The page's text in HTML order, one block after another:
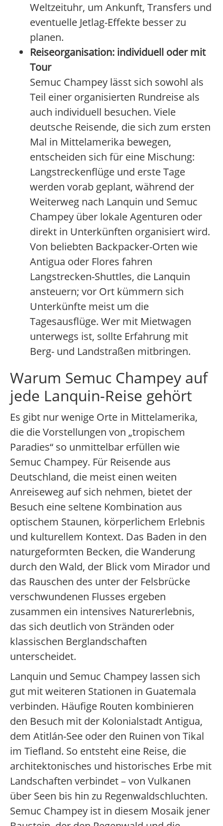
Weltzeituhr, um Ankunft, Transfers und
eventuelle Jetlag-Effekte besser zu
planen.
Reiseorganisation: individuell oder mit
Tour
Semuc Champey lässt sich sowohl als
Teil einer organisierten Rundreise als
auch individuell besuchen. Viele
deutsche Reisende, die sich zum ersten
Mal in Mittelamerika bewegen,
entscheiden sich für eine Mischung:
Langstreckenflüge und erste Tage
werden vorab geplant, während der
Weiterweg nach Lanquin und Semuc
Champey über lokale Agenturen oder
direkt in Unterkünften organisiert wird.
Von beliebten Backpacker-Orten wie
Antigua oder Flores fahren
Langstrecken-Shuttles, die Lanquin
ansteuern; vor Ort kümmern sich
Unterkünfte meist um die
Tagesausflüge. Wer mit Mietwagen
unterwegs ist, sollte Erfahrung mit
Berg- und Landstraßen mitbringen.
Warum Semuc Champey auf
jede Lanquin-Reise gehört
Es gibt nur wenige Orte in Mittelamerika,
die die Vorstellungen von „tropischem
Paradies“ so unmittelbar erfüllen wie
Semuc Champey. Für Reisende aus
Deutschland, die meist einen weiten
Anreiseweg auf sich nehmen, bietet der
Besuch eine seltene Kombination aus
optischem Staunen, körperlichem Erlebnis
und kulturellem Kontext. Das Baden in den
naturgeformten Becken, die Wanderung
durch den Wald, der Blick vom Mirador und
das Rauschen des unter der Felsbrücke
verschwundenen Flusses ergeben
zusammen ein intensives Naturerlebnis,
das sich deutlich von Stränden oder
klassischen Berglandschaften
unterscheidet.
Lanquin und Semuc Champey lassen sich
gut mit weiteren Stationen in Guatemala
verbinden. Häufige Routen kombinieren
den Besuch mit der Kolonialstadt Antigua,
dem Atitlán-See oder den Ruinen von Tikal
im Tiefland. So entsteht eine Reise, die
architektonisches und historisches Erbe mit
Landschaften verbindet – von Vulkanen
über Seen bis hin zu Regenwaldschluchten.
Semuc Champey ist in diesem Mosaik jener